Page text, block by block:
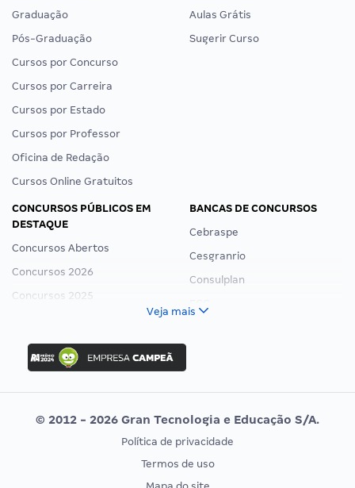
Graduação
Pós-Graduação
Cursos por Concurso
Cursos por Carreira
Cursos por Estado
Cursos por Professor
Oficina de Redação
Cursos Online Gratuitos
Aulas Grátis
Sugerir Curso
CONCURSOS PÚBLICOS EM
DESTAQUE
Concursos Abertos
Concursos 2026
Concursos 2025
Concurso Nacional Unificado
Concurso Ibama
Concurso MPU
Editais publicados
BANCAS DE CONCURSOS
Cebraspe
Cesgranrio
Consulplan
Vunesp
CONCURSOS POR PROFISSÃO
EXAME DE ORDEM
Veja mais
© 2012 - 2026 Gran Tecnologia e Educação S/A.
Política de privacidade
Termos de uso